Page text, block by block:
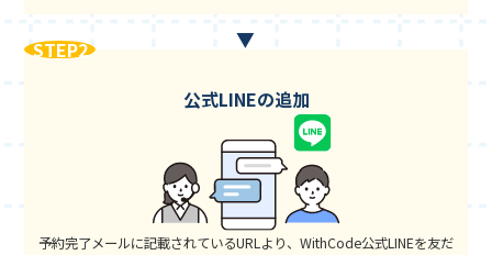
STEP2
公式LINEの追加
予約完了メールに記載されているURLより、WithCode公式LINEを友だ